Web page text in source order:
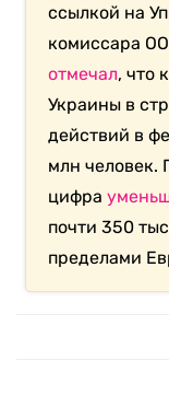
ссылкой на
комиссара
отмечал, что
Украины в
действий в
млн человек.
цифра
почти 350
пределами